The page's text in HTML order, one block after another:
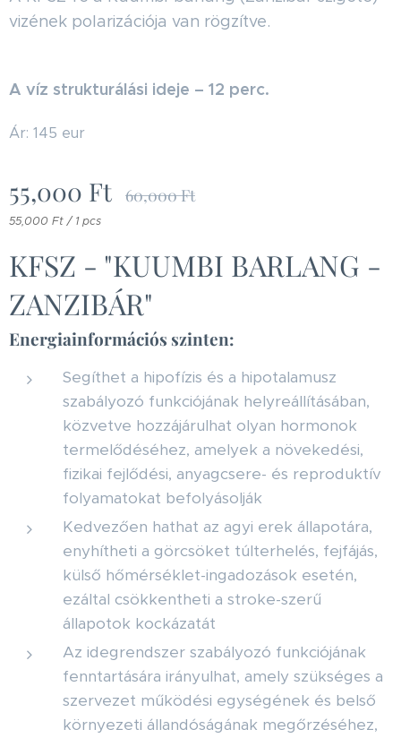
vizének polarizációja van rögzítve.
A víz strukturálási ideje – 12 perc.
Ár: 145 eur
55,000 Ft 60,000Ft
55,000 Ft / 1 pcs
KFSZ - "KUUMBI BARLANG -
ZANZIBÁR"
Energiainformációs szinten:
Segíthet a hipofízis és a hipotalamusz
szabályozó funkciójának helyreállításában,
közvetve hozzájárulhat olyan hormonok
termelődéséhez, amelyek a növekedési,
fizikai fejlődési, anyagcsere- és reproduktív
folyamatokat befolyásolják
Kedvezően hathat az agyi erek állapotára,
enyhítheti a görcsöket túlterhelés, fejfájás,
külső hőmérséklet-ingadozások esetén,
ezáltal csökkentheti a stroke-szerű
állapotok kockázatát
Az idegrendszer szabályozó funkciójának
fenntartására irányulhat, amely szükséges a
szervezet működési egységének és belső
környezeti állandóságának megőrzéséhez,